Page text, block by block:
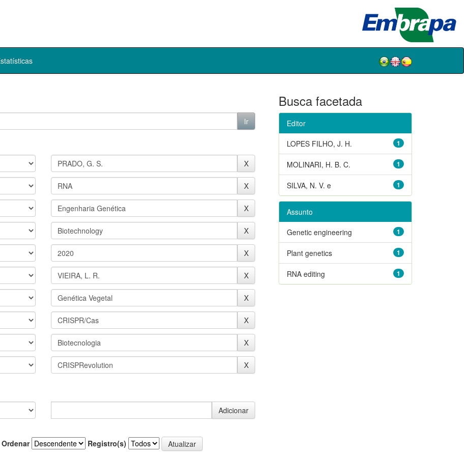
Ordenar Registro(s)
Busca facetada
Editor
1
LOPES FILHO, J. H.
1
MOLINARI, H. B. C.
1
SILVA, N. V. e
Assunto
1
Genetic engineering
1
Plant genetics
1
RNA editing